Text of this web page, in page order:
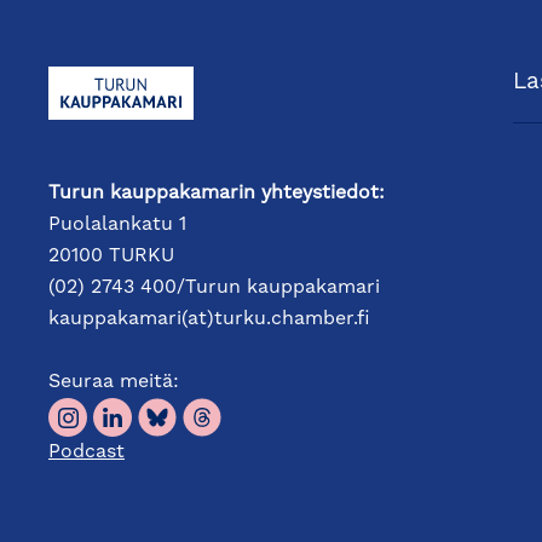
Turun kauppakamarin yhteystiedot:
Puolalankatu 1
20100 TURKU
(02) 2743 400/Turun kauppakamari
kauppakamari(at)turku.chamber.fi
Seuraa meitä:
Podcast